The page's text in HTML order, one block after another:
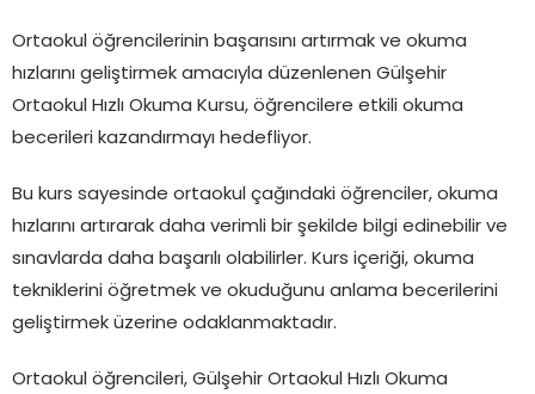
Ortaokul öğrencilerinin başarısını artırmak ve okuma
hızlarını geliştirmek amacıyla düzenlenen Gülşehir
Ortaokul Hızlı Okuma Kursu, öğrencilere etkili okuma
becerileri kazandırmayı hedefliyor.
Bu kurs sayesinde ortaokul çağındaki öğrenciler, okuma
hızlarını artırarak daha verimli bir şekilde bilgi edinebilir ve
sınavlarda daha başarılı olabilirler. Kurs içeriği, okuma
tekniklerini öğretmek ve okuduğunu anlama becerilerini
geliştirmek üzerine odaklanmaktadır.
Ortaokul öğrencileri, Gülşehir Ortaokul Hızlı Okuma